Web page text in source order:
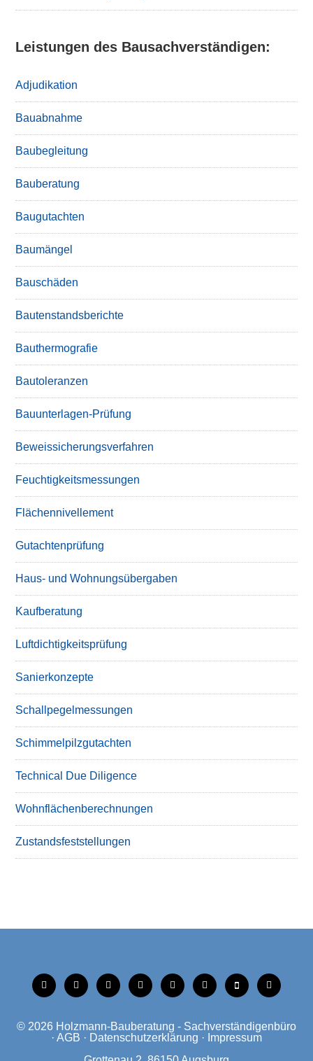
Leistungen des Bausachverständigen:
Adjudikation
Bauabnahme
Baubegleitung
Bauberatung
Baugutachten
Baumängel
Bauschäden
Bautenstandsberichte
Bauthermografie
Bautoleranzen
Bauunterlagen-Prüfung
Beweissicherungsverfahren
Feuchtigkeitsmessungen
Flächennivellement
Gutachtenprüfung
Haus- und Wohnungsübergaben
Kaufberatung
Luftdichtigkeitsprüfung
Sanierkonzepte
Schallpegelmessungen
Schimmelpilzgutachten
Technical Due Diligence
Wohnflächenberechnungen
Zustandsfeststellungen
tiktok instagramfacebooklinkedinxing linkedinmobilemail
© 2026 Holzmann-Bauberatung - Sachverständigenbüro
· AGB · Datenschutzerklärung · Impressum